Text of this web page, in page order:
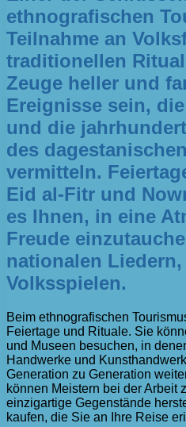
ethnografischen
Teilnahme an
traditionellen
Zeuge heller und
Ereignisse sein,
und die
des
vermitteln.
Eid al-Fitr und
es Ihnen, in eine
Freude
nationalen
Volksspielen.
Beim ethnografischen
Feiertage und Rituale. Sie
und Museen besuchen, in
Handwerke und
Generation zu Generation
können Meistern bei der Arbeit
einzigartige Gegenstände
kaufen, die Sie an Ihre Reise